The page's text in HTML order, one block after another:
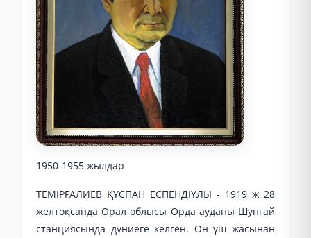
1950-1955 жылдар
ТЕМІРҒАЛИЕВ ҚҰСПАН ЕСПЕНДІҰЛЫ - 1919 ж 28
желтоқсанда Орал облысы Орда ауданы Шунгай
станциясында дүниеге келген. Он үш жасынан